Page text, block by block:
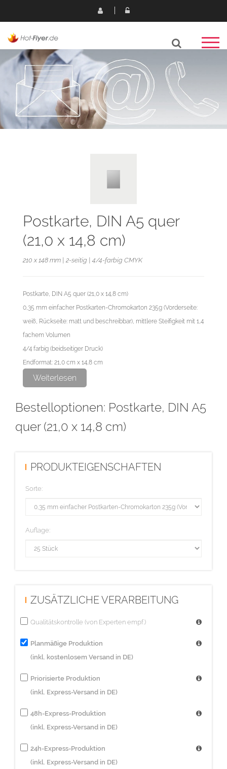
Postkarte, DIN A5 quer
(21,0 x 14,8 cm)
210 x 148 mm | 2-seitig | 4/4-farbig CMYK
Postkarte, DIN A5 quer (21,0 x 14,8 cm)
0,35 mm einfacher Postkarten-Chromokarton 235g (Vorderseite:
weiß, Rückseite: matt und beschreibbar), mittlere Steifigkeit mit 1,4
fachem Volumen
4/4 farbig (beidseitiger Druck)
Endformat: 21,0 cm x 14,8 cm
Datenformat: 21,6 cm x 15,4 cm
Diese Auflage wird im hochwertigen Digitaldruck produziert.
Beachten Sie bei einem geplanten Postversand bitte die Vorgaben
Kontur haben).
Weiterlesen
Bestelloptionen: Postkarte, DIN A5
quer (21,0 x 14,8 cm)
PRODUKTEIGENSCHAFTEN
Sorte:
Auflage:
ZUSÄTZLICHE VERARBEITUNG
Qualitätskontrolle (von Experten empf.)
Planmäßige Produktion
(inkl. kostenlosem Versand in DE)
Priorisierte Produktion
(inkl. Express-Versand in DE)
48h-Express-Produktion
(inkl. Express-Versand in DE)
24h-Express-Produktion
(inkl. Express-Versand in DE)